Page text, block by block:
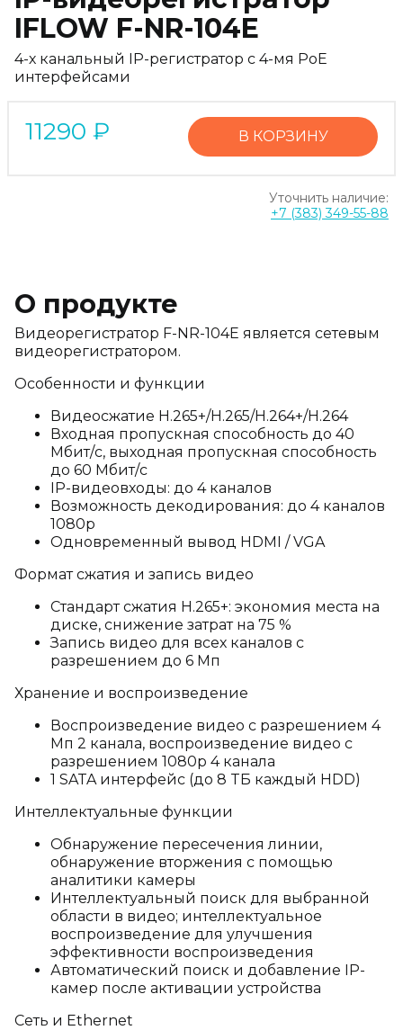
IFLOW F-NR-104E
4-х канальный IP-регистратор c 4-мя PoE
интерфейсами
11290 ₽ В КОРЗИНУ
Уточнить наличие:
+7 (383) 349-55-88
О продукте
Видеорегистратор F-NR-104E является сетевым
видеорегистратором.
Особенности и функции
Видеосжатие H.265+/H.265/H.264+/H.264
Входная пропускная способность до 40
Мбит/с, выходная пропускная способность
до 60 Мбит/с
IP-видеовходы: до 4 каналов
Возможность декодирования: до 4 каналов
1080p
Одновременный вывод HDMI / VGA
Формат сжатия и запись видео
Стандарт сжатия H.265+: экономия места на
диске, снижение затрат на 75 %
Запись видео для всех каналов с
разрешением до 6 Мп
Хранение и воспроизведение
Воспроизведение видео с разрешением 4
Мп 2 канала, воспроизведение видео с
разрешением 1080p 4 канала
1 SATA интерфейс (до 8 TБ каждый HDD)
Интеллектуальные функции
Обнаружение пересечения линии,
обнаружение вторжения c помощью
аналитики камеры
Интеллектуальный поиск для выбранной
области в видео; интеллектуальное
воспроизведение для улучшения
эффективности воспроизведения
Автоматический поиск и добавление IP-
камер после активации устройства
Сеть и Ethernet